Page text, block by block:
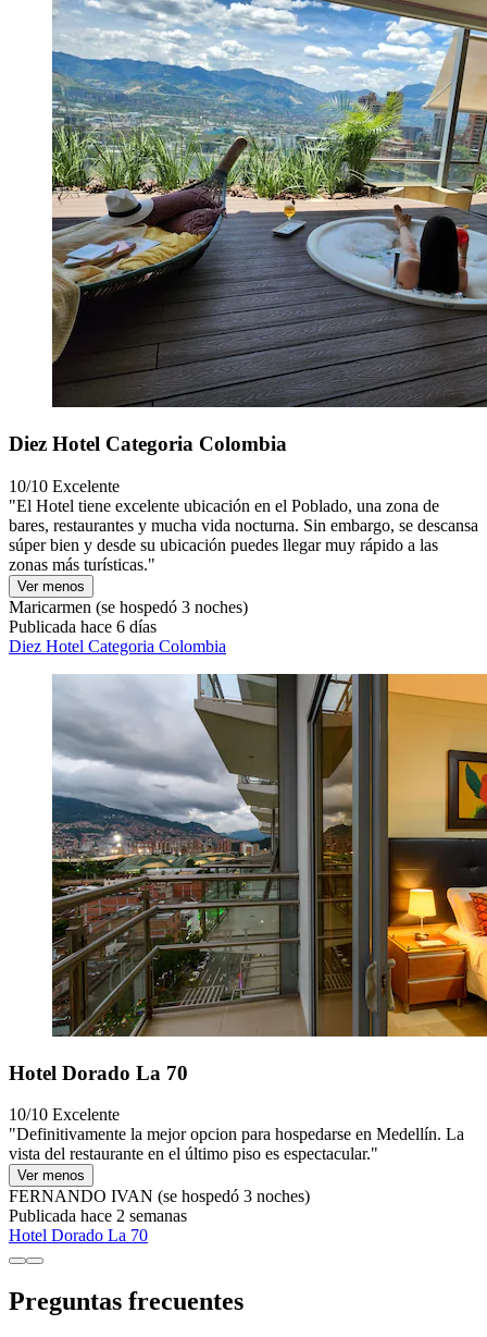
Diez Hotel Categoria Colombia
10/10 Excelente
"El Hotel tiene excelente ubicación en el Poblado, una zona de
bares, restaurantes y mucha vida nocturna. Sin embargo, se descansa
súper bien y desde su ubicación puedes llegar muy rápido a las
zonas más turísticas."
Ver menos
Maricarmen (se hospedó 3 noches)
Publicada hace 6 días
Diez Hotel Categoria Colombia
Hotel Dorado La 70
10/10 Excelente
"Definitivamente la mejor opcion para hospedarse en Medellín. La
vista del restaurante en el último piso es espectacular."
Ver menos
FERNANDO IVAN (se hospedó 3 noches)
Publicada hace 2 semanas
Hotel Dorado La 70
Preguntas frecuentes